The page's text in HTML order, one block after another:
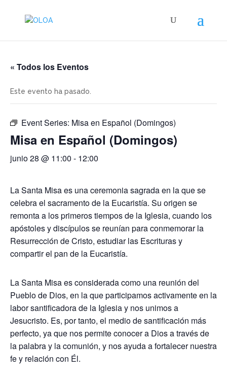
« Todos los Eventos
Este evento ha pasado.
Event Series: Misa en Español (Domingos)
Misa en Español (Domingos)
junio 28 @ 11:00 - 12:00
La Santa Misa es una ceremonia sagrada en la que se
celebra el sacramento de la Eucaristía. Su origen se
remonta a los primeros tiempos de la Iglesia, cuando los
apóstoles y discípulos se reunían para conmemorar la
Resurrección de Cristo, estudiar las Escrituras y
compartir el pan de la Eucaristía.
La Santa Misa es considerada como una reunión del
Pueblo de Dios, en la que participamos activamente en la
labor santificadora de la Iglesia y nos unimos a
Jesucristo. Es, por tanto, el medio de santificación más
perfecto, ya que nos permite conocer a Dios a través de
la palabra y la comunión, y nos ayuda a fortalecer nuestra
fe y relación con Él.